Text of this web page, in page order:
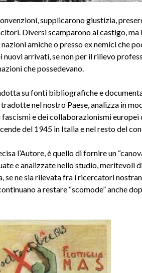
supplicarono giustizia,
Diversi scamparono al castigo,
amiche o presso ex nemici che
nuovi arrivati, se non per il rilievo
che possedevano.
su fonti bibliografiche e
nel nostro Paese, analizza in
e dei collaborazionismi europei
del 1945 in Italia e nel resto del
l’Autore, è quello di fornire un
e analizzate nello studio, meritevoli
se ne sia rilevata fra i ricercatori
a restare “scomode” anche